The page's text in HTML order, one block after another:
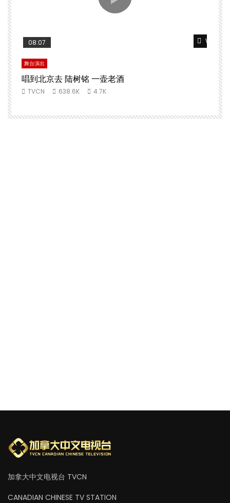
Watch
08:07
舞台演出
唱到北京去 陆树铭 一壶老酒
TVCN 638.6K 4.7K
加拿大中文电视台 TVCN
CANADIAN CHINESE TV STATION